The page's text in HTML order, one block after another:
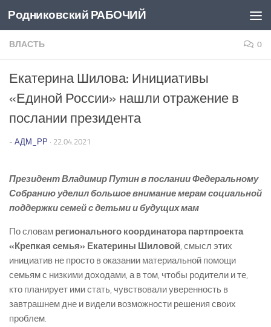
Перейти к содержимому
Родниковский РАБОЧИЙ
ВЛАСТЬ 0
Екатерина Шилова: Инициативы
«Единой России» нашли отражение в
послании президента
- АДМ_РР · 22.04.2021
Президент Владимир Путин в послании Федеральному
Собранию уделил большое внимание мерам социальной
поддержки семей с детьми и будущих мам
По словам регионального координатора партпроекта
«Крепкая семья» Екатерины Шиловой, смысл этих
инициатив не просто в оказании материальной помощи
семьям с низкими доходами, а в том, чтобы родители и те,
кто планирует ими стать, чувствовали уверенность в
завтрашнем дне и видели возможности решения своих
проблем.